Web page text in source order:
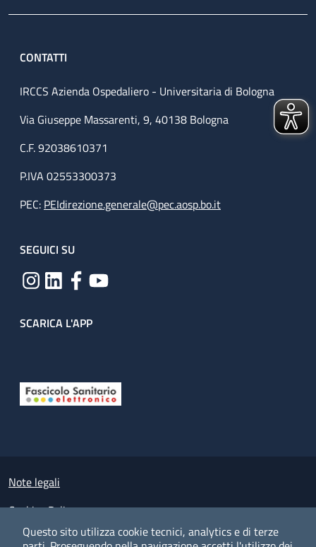
Questo sito utilizza cookie tecnici, analytics e di terze
CONTATTI
IRCCS Azienda Ospedaliero - Universitaria di Bologna
Via Giuseppe Massarenti, 9, 40138 Bologna
C.F. 92038610371
P.IVA 02553300373
PEC: PEIdirezione.generale@pec.aosp.bo.it
SEGUICI SU
SCARICA L'APP
Small prints
Note legali
Cookies Policy
Policy privacy e protezione del dato personale